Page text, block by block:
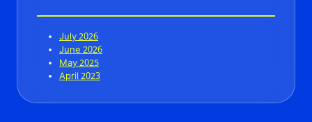
July 2026
June 2026
May 2025
April 2023